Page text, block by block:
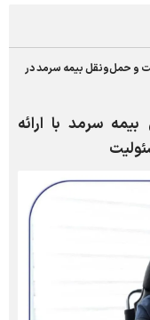
و حمل‌ونقل بیمه سرمد در
سرمد با ارائه